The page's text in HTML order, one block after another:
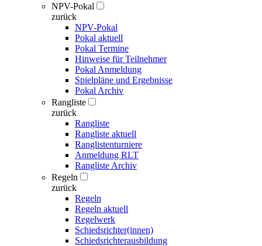
NPV-Pokal
zurück
NPV-Pokal
Pokal aktuell
Pokal Termine
Hinweise für Teilnehmer
Pokal Anmeldung
Spielpläne und Ergebnisse
Pokal Archiv
Rangliste
zurück
Rangliste
Rangliste aktuell
Ranglistenturniere
Anmeldung RLT
Rangliste Archiv
Regeln
zurück
Regeln
Regeln aktuell
Regelwerk
Schiedsrichter(innen)
Schiedsrichterausbildung